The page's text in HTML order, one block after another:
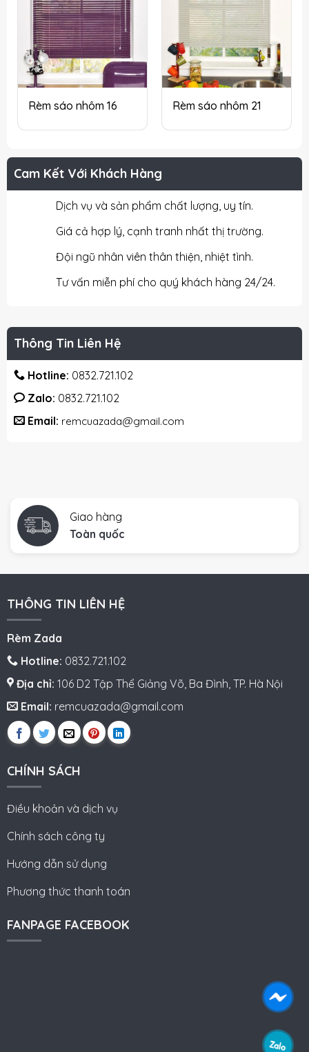
Cam Kết Với Khách Hàng
Dịch vụ và sản phẩm chất lượng, uy tín.
Giá cả hợp lý, cạnh tranh nhất thị trường.
Đội ngũ nhân viên thân thiện, nhiệt tình.
Tư vấn miễn phí cho quý khách hàng 24/24.
Thông Tin Liên Hệ
Hotline: 0832.721.102
Zalo: 0832.721.102
Email: remcuazada@gmail.com
Rèm sáo nhôm 16 Rèm sáo nhôm 21
Giao hàng
Toàn quốc
THÔNG TIN LIÊN HỆ
Rèm Zada
Hotline: 0832.721.102
Địa chỉ: 106 D2 Tập Thể Giảng Võ, Ba Đình, TP. Hà Nội
Email: remcuazada@gmail.com
CHÍNH SÁCH
Điều khoản và dịch vụ
Chính sách công ty
Hướng dẫn sử dụng
Phương thức thanh toán
FANPAGE FACEBOOK